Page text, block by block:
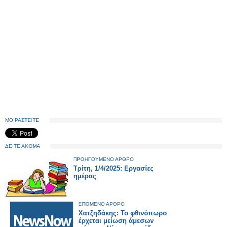
ΜΟΙΡΑΣΤΕΙΤΕ
ΔΕΙΤΕ ΑΚΟΜΑ
ΠΡΟΗΓΟΥΜΕΝΟ ΑΡΘΡΟ
Τρίτη, 1/4/2025: Εργασίες
ημέρας
ΕΠΟΜΕΝΟ ΑΡΘΡΟ
Χατζηδάκης: Το φθινόπωρο
έρχεται μείωση άμεσων